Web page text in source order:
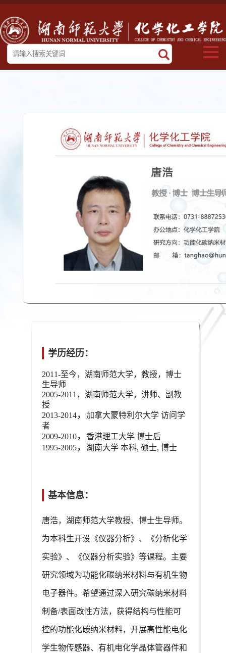
学历经历：
2011-至今，湖南师范大学，教授，博士
生导师
2005-2011 ，湖南师范大学，讲师、副教
授
2013-2014，加拿大蒙特利尔大学 访问学
者
2009-2010，
香港理工大学 博士后
1995-2005，湖南大学 本科,硕士,博士
基本信息：
唐浩，湖南师范大学教授、博士生导师。
为本科生开设《仪器分析》、《分析化学
实验》、《仪器分析实验》等课程。主要
研究领域为功能化碳纳米材料与有机生物
电子器件。希望通过深入研究碳纳米材料
制备/表面改性方法，获得结构与性能可
控的功能化碳纳米材料，开展高性能电化
学生物传感器、有机电化学晶体管器件和